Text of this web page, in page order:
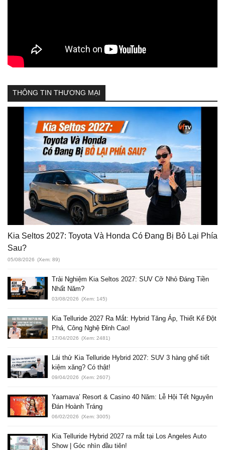
THÔNG TIN THƯƠNG MẠI
Kia Seltos 2027: Toyota Và Honda Có Đang Bị Bỏ Lại Phía
Sau?
05/08/2026 (Xem: 89)
Trải Nghiệm Kia Seltos 2027: SUV Cỡ Nhỏ Đáng Tiền
Nhất Năm?
03/08/2026 (Xem: 145)
Kia Telluride 2027 Ra Mắt: Hybrid Tăng Áp, Thiết Kế Đột
Phá, Công Nghệ Đỉnh Cao!
17/04/2026 (Xem: 2481)
Lái thử Kia Telluride Hybrid 2027: SUV 3 hàng ghế tiết
kiệm xăng? Có thật!
09/04/2026 (Xem: 2607)
Yaamava’ Resort & Casino 40 Năm: Lễ Hội Tết Nguyên
Đán Hoành Tráng
06/02/2026 (Xem: 3005)
Kia Telluride Hybrid 2027 ra mắt tại Los Angeles Auto
Show | Góc nhìn đầu tiên!